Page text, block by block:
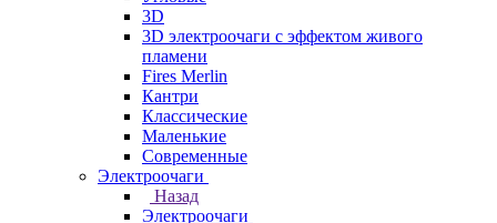
3D
3D электроочаги с эффектом живого
пламени
Fires Merlin
Кантри
Классические
Маленькие
Современные
Электроочаги
Назад
Электроочаги